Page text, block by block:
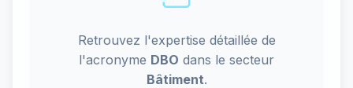
Retrouvez l'expertise détaillée de
l'acronyme DBO dans le secteur
Bâtiment.